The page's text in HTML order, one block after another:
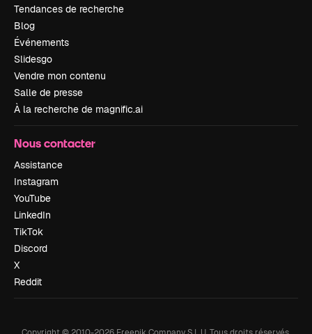
Tendances de recherche
Blog
Événements
Slidesgo
Vendre mon contenu
Salle de presse
À la recherche de magnific.ai
Nous contacter
Assistance
Instagram
YouTube
LinkedIn
TikTok
Discord
X
Reddit